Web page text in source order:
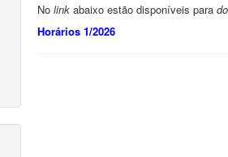
No link abaixo estão disponíveis para
Horários 1/2026